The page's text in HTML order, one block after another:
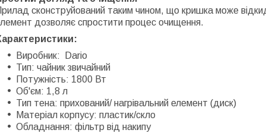
сконструйований таким чином, що кришка може
дозволяє спростити процес очищення.
Виробник: Dario
Тип: чайник звичайний
Потужність: 1800 Вт
Об'єм: 1,8 л
Тип тена: прихований/ нагрівальний елемент (диск)
Матеріал корпусу: пластик/скло
Обладнання: фільтр від накипу